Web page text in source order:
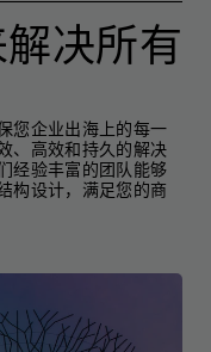
决所有
您企业出海上的每一
、高效和持久的解决
经验丰富的团队能够
构设计，满足您的商